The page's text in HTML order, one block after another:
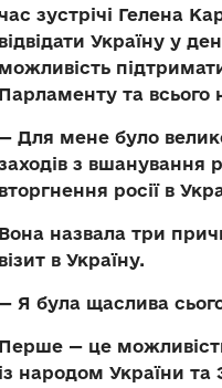
зустрічі Гелена
відвідати Україну у
можливість
Парламенту та всього
— Для мене було
з вшанування
вторгнення росії в
Вона назвала три
візит в Україну.
— Я була щаслива
Перше — це
із народом України та